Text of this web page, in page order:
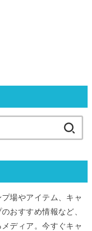
場やアイテム、キャ
おすすめ情報など、
ディア。今すぐキャ